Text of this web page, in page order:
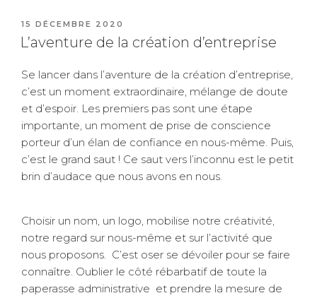
PUBLIÉ
LE
15 DÉCEMBRE 2020
L’aventure de la création d’entreprise
Se lancer dans l’aventure de la création d’entreprise,
c’est un moment extraordinaire, mélange de doute
et d’espoir. Les premiers pas sont une étape
importante, un moment de prise de conscience
porteur d’un élan de confiance en nous-même. Puis,
c’est le grand saut ! Ce saut vers l’inconnu est le petit
brin d’audace que nous avons en nous.
Choisir un nom, un logo, mobilise notre créativité,
notre regard sur nous-même et sur l’activité que
nous proposons. C’est oser se dévoiler pour se faire
connaître. Oublier le côté rébarbatif de toute la
paperasse administrative et prendre la mesure de